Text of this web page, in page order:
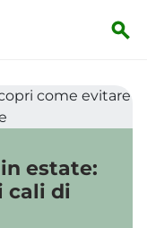
estate:
cali di